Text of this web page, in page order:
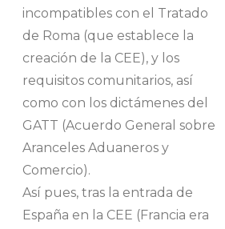
incompatibles con el Tratado
de Roma (que establece la
creación de la CEE), y los
requisitos comunitarios, así
como con los dictámenes del
GATT (Acuerdo General sobre
Aranceles Aduaneros y
Comercio).
Así pues, tras la entrada de
España en la CEE (Francia era